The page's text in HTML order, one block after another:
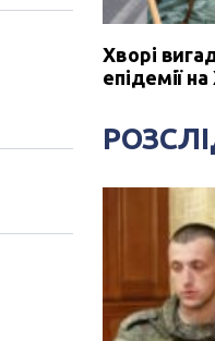
Хворі
епідемії